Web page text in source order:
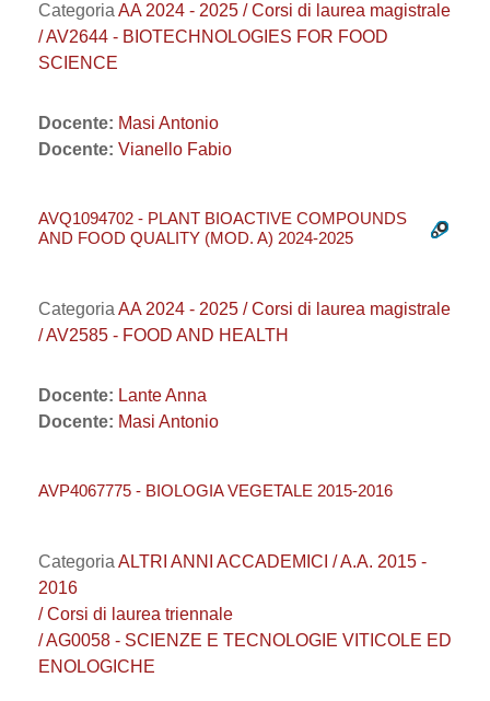
Categoria AA 2024 - 2025 / Corsi di laurea magistrale
/ AV2644 - BIOTECHNOLOGIES FOR FOOD
SCIENCE
Docente: Masi Antonio
Docente: Vianello Fabio
AVQ1094702 - PLANT BIOACTIVE COMPOUNDS
AND FOOD QUALITY (MOD. A) 2024-2025
Categoria AA 2024 - 2025 / Corsi di laurea magistrale
/ AV2585 - FOOD AND HEALTH
Docente: Lante Anna
Docente: Masi Antonio
AVP4067775 - BIOLOGIA VEGETALE 2015-2016
Categoria ALTRI ANNI ACCADEMICI / A.A. 2015 -
2016
/ Corsi di laurea triennale
/ AG0058 - SCIENZE E TECNOLOGIE VITICOLE ED
ENOLOGICHE